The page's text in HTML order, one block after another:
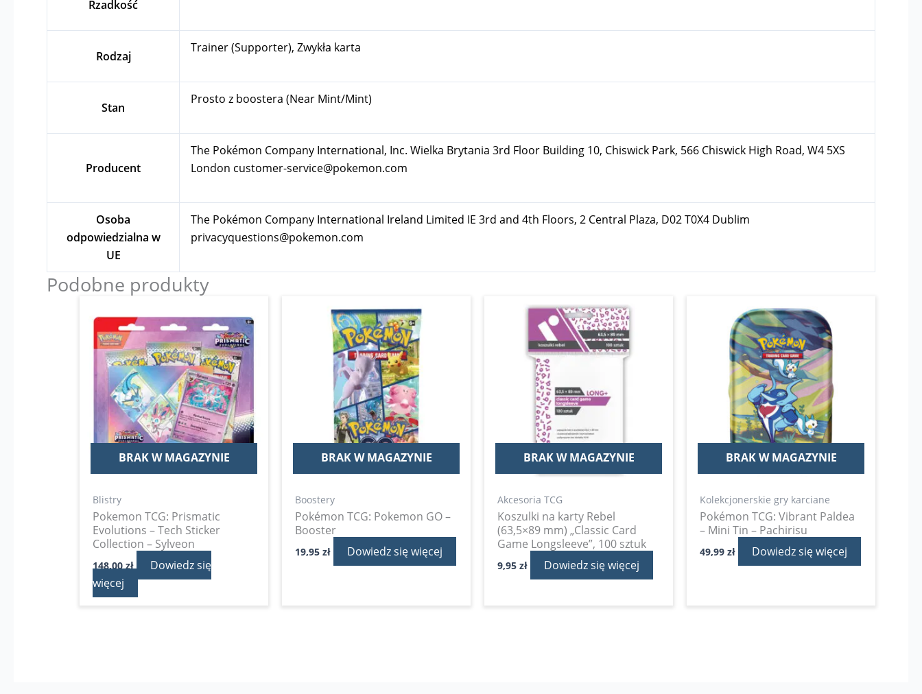
Rzadkość
Rodzaj
Trainer (Supporter), Zwykła karta
Stan
Prosto z boostera (Near Mint/Mint)
Producent
The Pokémon Company International, Inc. Wielka Brytania 3rd Floor Building 10, Chiswick Park, 566 Chiswick High Road, W4 5XS
London customer-service@pokemon.com
Osoba
odpowiedzialna w
UE
The Pokémon Company International Ireland Limited IE 3rd and 4th Floors, 2 Central Plaza, D02 T0X4 Dublim
privacyquestions@pokemon.com
Podobne produkty
BRAK W MAGAZYNIE
Blistry
Pokemon TCG: Prismatic
Evolutions – Tech Sticker
Collection – Sylveon
148,00zł
Dowiedz się
więcej
BRAK W MAGAZYNIE
Boostery
Pokémon TCG: Pokemon GO –
Booster
19,95zł Dowiedz się więcej
BRAK W MAGAZYNIE
Akcesoria TCG
Koszulki na karty Rebel
(63,5×89 mm) „Classic Card
Game Longsleeve”, 100 sztuk
9,95zł Dowiedz się więcej
BRAK W MAGAZYNIE
Kolekcjonerskie gry karciane
Pokémon TCG: Vibrant Paldea
– Mini Tin – Pachirisu
49,99zł Dowiedz się więcej